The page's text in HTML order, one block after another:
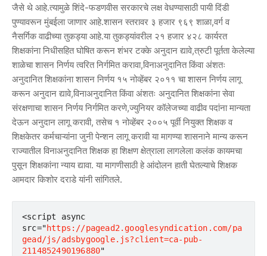
जैसे थे आहे.त्यामुळे शिंदे-फडणवीस सरकारचे लक्ष वेधण्यासाठी पायी दिंडी
पुण्यावरून मुंबईला जाणार आहे.शासन स्तरावर ३ हजार ९६९ शाळा,वर्ग व
नैसर्गिक वाढीच्या तुकड्या आहे.या तुकड्यांवरील २१ हजार ४२८ कार्यरत
शिक्षकांना निधीसहित घोषित करून शंभर टक्के अनुदान द्यावे,त्रुटी पूर्तता केलेल्या
शाळेचा शासन निर्णय त्वरित निर्गमित करावा,विनाअनुदानित किंवा अंशतः
अनुदानित शिक्षकांना शासन निर्णय १५ नोव्हेंबर २०११ चा शासन निर्णय लागू
करून अनुदान द्यावे,विनाअनुदानित किंवा अंशतः अनुदानित शिक्षकांना सेवा
संरक्षणाचा शासन निर्णय निर्गमित करणे,ज्युनियर कॉलेजच्या वाढीव पदांना मान्यता
देऊन अनुदान लागू करावी, तसेच १ नोव्हेंबर २००५ पूर्वी नियुक्त शिक्षक व
शिक्षकेतर कर्मचाऱ्यांना जुनी पेन्शन लागू करावी या मागण्या शासनाने मान्य करून
राज्यातील विनाअनुदानित शिक्षक हा शिक्षण क्षेत्राला लागलेला कलंक कायमचा
पुसून शिक्षकांना न्याय द्यावा. या मागणीसाठी हे आंदोलन हाती घेतल्याचे शिक्षक
आमदार किशोर दराडे यांनी सांगितले.
<script async
src="https://pagead2.googlesyndication.com/pa
gead/js/adsbygoogle.js?client=ca-pub-
2114852490196880"